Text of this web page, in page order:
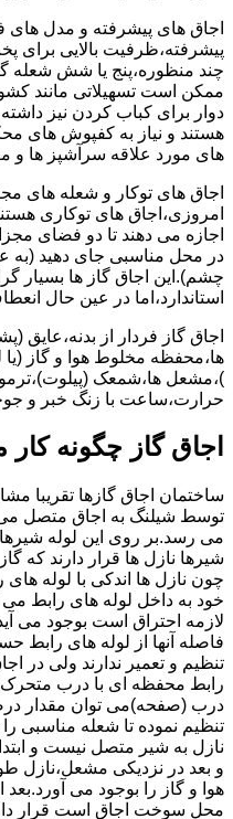
اجاق های پیشرفته و مدل های
پیشرفته،ظرفیت بالایی برای
چند منظوره،پنج یا شش شعله
ممکن است تسهیلاتی مانند
دوار برای کباب کردن نیز
هستند و نیاز به کفپوش های
های مورد علاقه سرآشپز ها و
اجاق های توکار و شعله های
امروزی،اجاق های توکاری
اجازه می دهند تا دو فضای
در محل مناسبی جای دهید (به
چشم).این اجاق گاز ها بسیار
استاندارد،اما در عین حال
اجاق گاز فردار از بدنه،عایق
ها،محفظه مخلوط هوا و گاز
)،مشعل ها،شمعک
حرارت،ساعت با زنگ خبر و
اجاق گاز چگونه
ساختمان اجاق گازها تقریبا
توسط شیلنگ به اجاق متصل می
می رسد.بر روی این لوله
شیرها نازل ها قرار دارند که
چون نازل ها اندکی با لوله های
خود به داخل لوله های رابط
لازمه احتراق است بوجود می
فاصله آنها از لوله های رابط
تنظیم و تعمیر ندارند ولی در
رابط محفظه ای با درب متحرک
درب (صفحه)می توان مقدار
تنظیم نموده تا شعله مناسبی
نازل به شیر متصل نیست و
و بعد در نزدیکی
هوا و گاز را بوجود می
محل سوخت اجاق است قرار